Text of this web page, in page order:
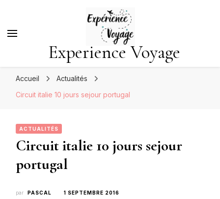
Experience Voyage
Accueil
Actualités
Circuit italie 10 jours sejour portugal
ACTUALITÉS
Circuit italie 10 jours sejour
portugal
par PASCAL 1 SEPTEMBRE 2016